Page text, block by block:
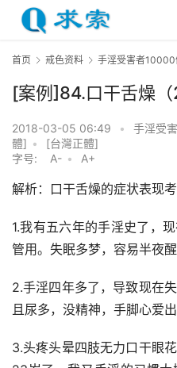
首页 戒色资料 手淫受害者10000
[案例]84.口干舌燥（
2018-03-05 06:49 • 手淫受
體] •
[台灣正體]
字号:
A- • A+
解析：口干舌燥的症状表现
1.我有五六年的手淫史了，
管用。失眠多梦，容易半夜醒
2.手淫四年多了，导致现在
且尿多，没精神，手脚心爱
3.头疼头晕四肢无力口干眼